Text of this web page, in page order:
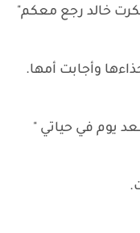
خالد رجع معكم"
وأجابت أمها.
يوم في حياتي "